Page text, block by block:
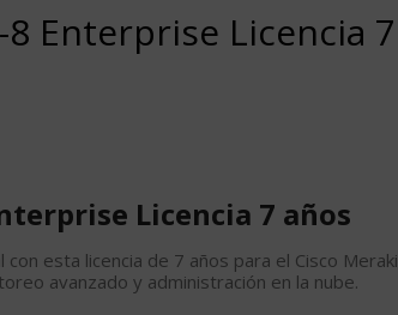
Enterprise Licencia 7
Licencia 7 años
esta licencia de 7 años para el Cisco Meraki
avanzado y administración en la nube.